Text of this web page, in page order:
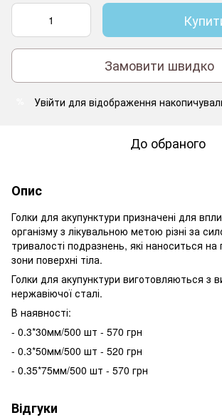
Замовити швидко
Увійти для відображення
До обраного
Опис
Голки для акупунктури призначені для
організму з лікувальною метою різні за
тривалості подразнень, які наноситься на
зони поверхні тіла.
Голки для акупунктури виготовляються з
нержавіючої сталі.
В наявності:
- 0.3*30мм/500 шт - 570 грн
- 0.3*50мм/500 шт - 520 грн
- 0.35*75мм/500 шт - 570 грн
Відгуки